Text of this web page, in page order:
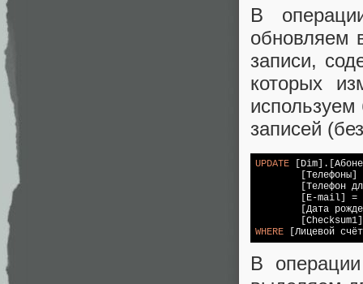
В
обновляем
записи,
которых
используем
записей
UPDATE
WHERE
В